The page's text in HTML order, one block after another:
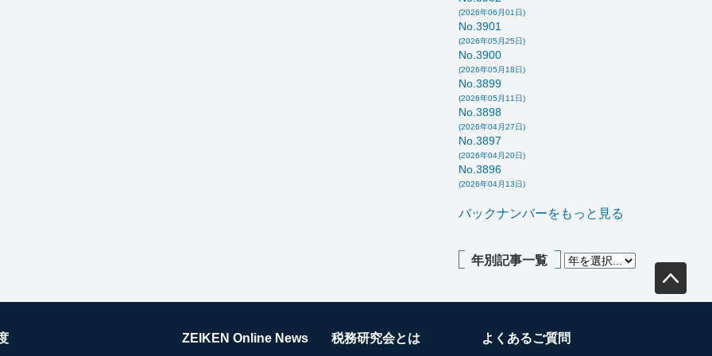
(2026年06月01日)
No.3901
(2026年05月25日)
No.3900
(2026年05月18日)
No.3899
(2026年05月11日)
No.3898
(2026年04月27日)
No.3897
(2026年04月20日)
No.3896
(2026年04月13日)
バックナンバーをもっと見る
年別記事一覧
ZEIKEN Online News 税務研究会とは よくあるご質問